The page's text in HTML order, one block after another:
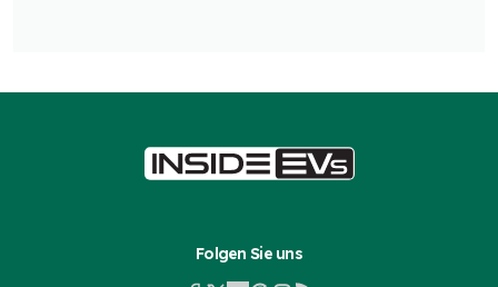
Folgen Sie uns